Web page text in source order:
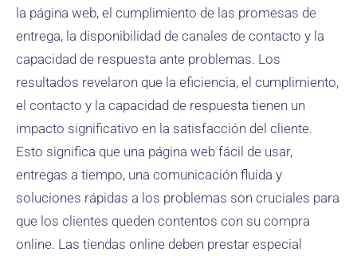
la página web, el cumplimiento de las promesas de
entrega, la disponibilidad de canales de contacto y la
capacidad de respuesta ante problemas. Los
resultados revelaron que la eficiencia, el cumplimiento,
el contacto y la capacidad de respuesta tienen un
impacto significativo en la satisfacción del cliente.
Esto significa que una página web fácil de usar,
entregas a tiempo, una comunicación fluida y
soluciones rápidas a los problemas son cruciales para
que los clientes queden contentos con su compra
online. Las tiendas online deben prestar especial